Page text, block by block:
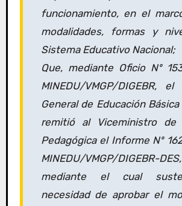
funcionamiento, en el
modalidades, formas y
Sistema Educativo Nacional;
Que, mediante Oficio Nº
MINEDU/VMGP/DIGEBR, el
General de Educación Básica
remitió al Viceministro de
Pedagógica el Informe Nº
MINEDU/VMGP/DIGEBR-DES,
mediante el cual
necesidad de aprobar el